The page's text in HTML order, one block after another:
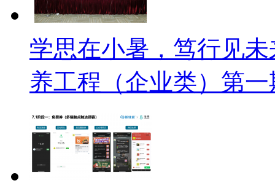
学思在小暑，笃行见
养工程（企业类）第